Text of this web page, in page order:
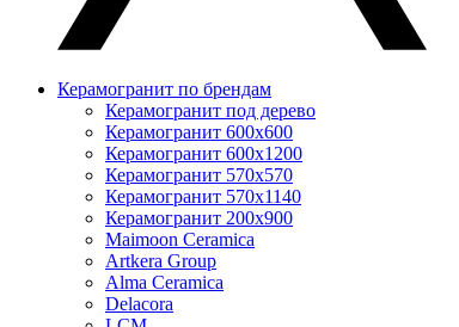
Керамогранит по брендам
Керамогранит под дерево
Керамогранит 600x600
Керамогранит 600x1200
Керамогранит 570x570
Керамогранит 570x1140
Керамогранит 200x900
Maimoon Ceramica
Artkera Group
Alma Ceramica
Delacora